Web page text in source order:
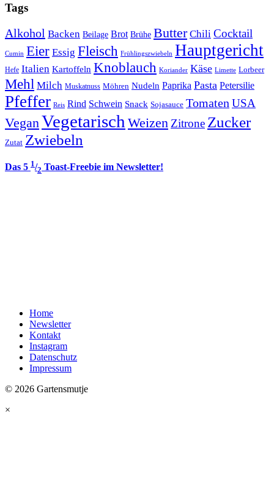
Tags
Alkohol Backen Beilage Brot Brühe Butter Chili Cocktail
Cumin Eier Essig Fleisch Frühlingszwiebeln Hauptgericht
Hefe Italien Kartoffeln Knoblauch Koriander Käse Limette Lorbeer
Mehl Milch Muskatnuss Möhren Nudeln Paprika Pasta Petersilie
Pfeffer Reis Rind Schwein Snack Sojasauce Tomaten USA
VeganVegetarisch Weizen Zitrone Zucker
Zutat Zwiebeln
Das 5 1/2 Toast-Freebie im Newsletter!
Home
Newsletter
Kontakt
Instagram
Datenschutz
Impressum
© 2026 Gartensmutje
×